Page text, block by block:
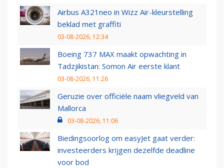
Airbus A321neo in Wizz Air-kleurstelling
beklad met graffiti
03-08-2026, 12:34
Boeing 737 MAX maakt opwachting in
Tadzjikistan: Somon Air eerste klant
03-08-2026, 11:26
Geruzie over officiële naam vliegveld van
Mallorca
03-08-2026, 11:06
Biedingsoorlog om easyJet gaat verder:
investeerders krijgen dezelfde deadline
voor bod